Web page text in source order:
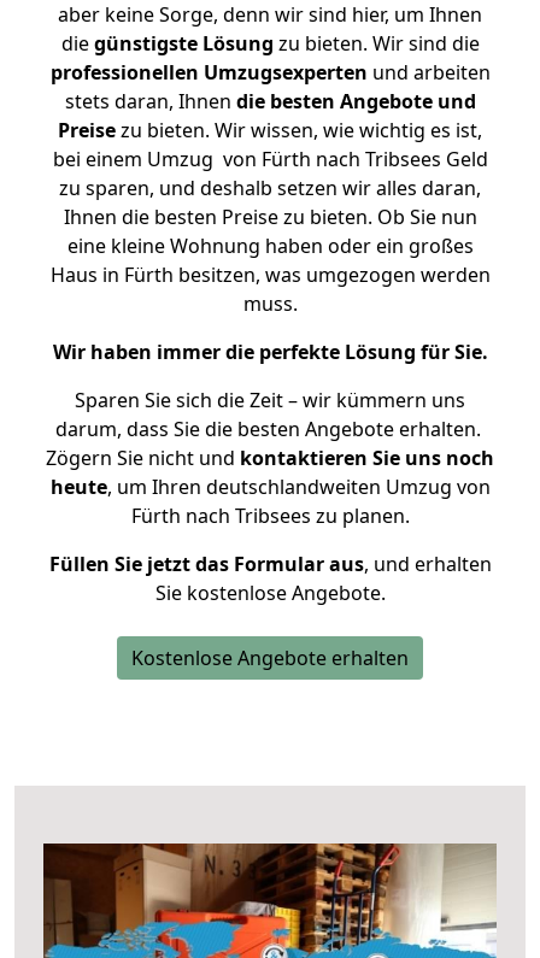
aber keine Sorge, denn wir sind hier, um Ihnen
diegünstigste Lösung zu bieten. Wir sind die
professionellen Umzugsexperten und arbeiten
stets daran, Ihnen die besten Angebote und
Preisezu bieten. Wir wissen, wie wichtig es ist,
bei einem Umzug von Fürth nach Tribsees Geld
zu sparen, und deshalb setzen wir alles daran,
Ihnen die besten Preise zu bieten. Ob Sie nun
eine kleine Wohnung haben oder ein großes
Haus in Fürth besitzen, was umgezogen werden
muss.
Wir haben immer die perfekte Lösung für Sie.
Sparen Sie sich die Zeit – wir kümmern uns
darum, dass Sie die besten Angebote erhalten.
Zögern Sie nicht und kontaktieren Sie uns noch
heute, um Ihren deutschlandweiten Umzug von
Fürth nach Tribsees zu planen.
Füllen Sie jetzt das Formular aus, und erhalten
Sie kostenlose Angebote.
Kostenlose Angebote erhalten